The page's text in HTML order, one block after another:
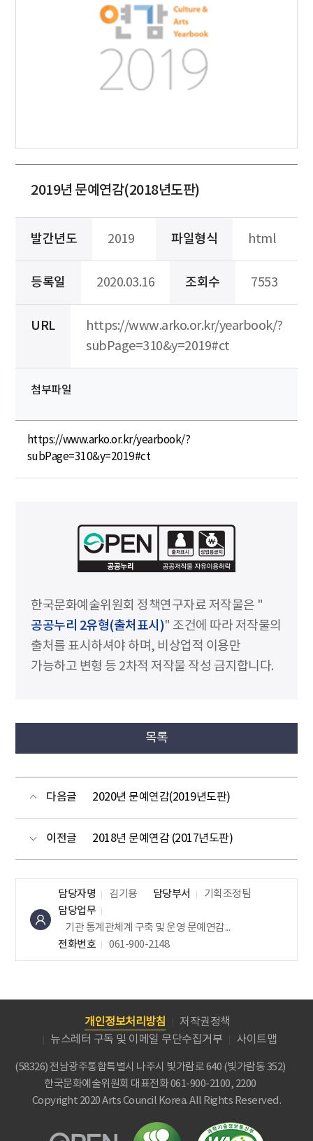
2019년 문예연감(2018년도판)
발간년도 2019 파일형식 html
등록일 2020.03.16 조회수 7553
URL
https://www.arko.or.kr/yearbook/?
subPage=310&y=2019#ct
첨부파일
https://www.arko.or.kr/yearbook/?
subPage=310&y=2019#ct
한국문화예술위원회 정책연구자료 저작물은 "
공공누리 2유형(출처표시)" 조건에 따라 저작물의
출처를 표시하셔야 하며, 비상업적 이용만
가능하고 변형 등 2차적 저작물 작성 금지합니다.
목록
다음글 2020년 문예연감(2019년도판)
이전글 2018년 문예연감 (2017년도판)
담당자명 김기용 담당부서
기획조정팀
담당업무
기관 통계관체계 구축 및 운영 문예연감...
전화번호
061-900-2148
개인정보처리방침
저작권정책
뉴스레터 구독 및 이메일 무단수집거부
사이트맵
(58326) 전남광주통합특별시 나주시 빛가람로 640 (빛가람동 352)
한국문화예술위원회 대표전화 061-900-2100, 2200
Copyright 2020 Arts Council Korea. All Rights Reserved.